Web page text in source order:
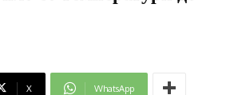
X WhatsApp